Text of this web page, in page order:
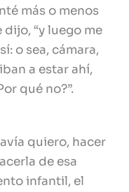
más o menos
dijo, “y luego me
o sea, cámara,
a estar ahí,
qué no?”.
quiero, hacer
de esa
infantil, el